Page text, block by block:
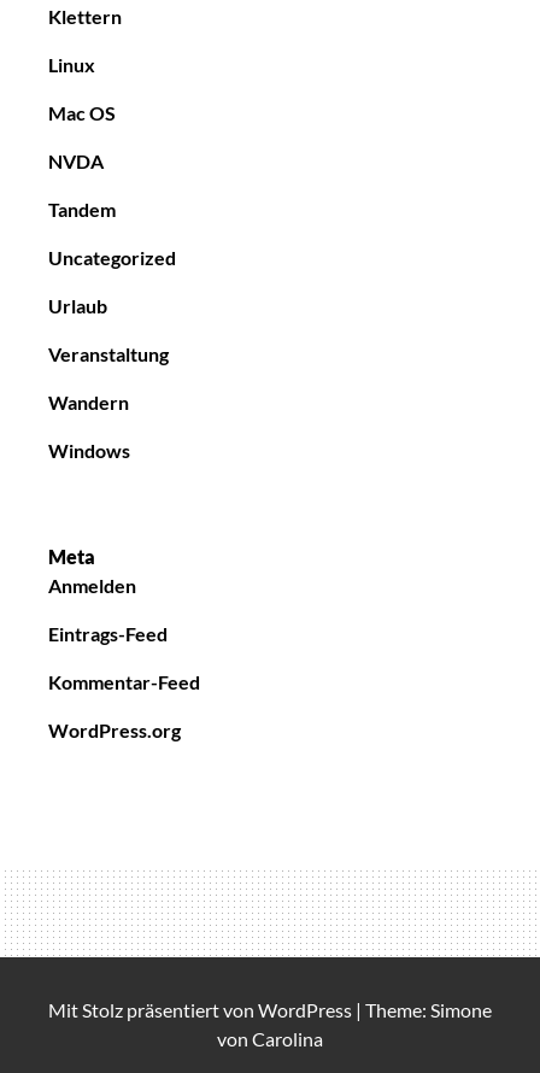
Klettern
Linux
Mac OS
NVDA
Tandem
Uncategorized
Urlaub
Veranstaltung
Wandern
Windows
Meta
Anmelden
Eintrags-Feed
Kommentar-Feed
WordPress.org
Mit Stolz präsentiert von WordPress | Theme: Simone
von Carolina